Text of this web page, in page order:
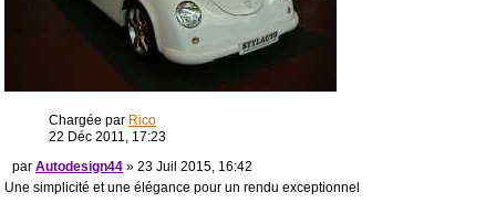
Chargée par Rico
22 Déc 2011, 17:23
par Autodesign44 » 23 Juil 2015, 16:42
Une simplicité et une élégance pour un rendu exceptionnel